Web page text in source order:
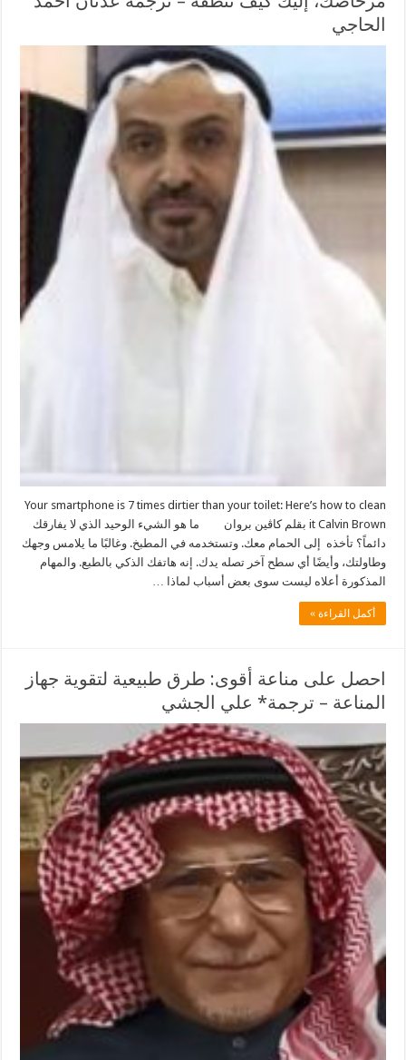
الحاجي
Your smartphone is 7 times dirtier than your toilet: Here’s how to clean
it Calvin Brown بقلم كاڤين بروان ما هو الشيء الوحيد الذي لا يفارقك
دائماً؟ تأخذه إلى الحمام معك. وتستخدمه في المطبخ. وغالبًا ما يلامس وجهك
وطاولتك، وأيضًا أي سطح آخر تصله يدك. إنه هاتفك الذكي بالطبع. والمهام
المذكورة أعلاه ليست سوى بعض أسباب لماذا …
أكمل القراءة »
احصل على مناعة أقوى: طرق طبيعية لتقوية جهاز
المناعة – ترجمة* علي الجشي